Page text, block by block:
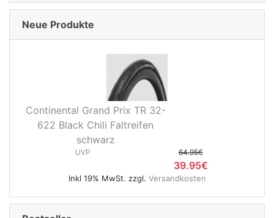
Neue Produkte
Continental Grand Prix TR 32-
622 Black Chili Faltreifen
schwarz
UVP 64.95€
39.95€
Inkl 19% MwSt. zzgl. Versandkosten